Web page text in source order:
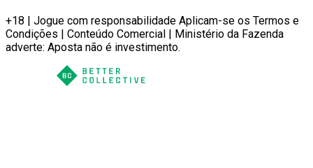
+18 | Jogue com responsabilidade Aplicam-se os Termos e
Condições | Conteúdo Comercial | Ministério da Fazenda
adverte: Aposta não é investimento.